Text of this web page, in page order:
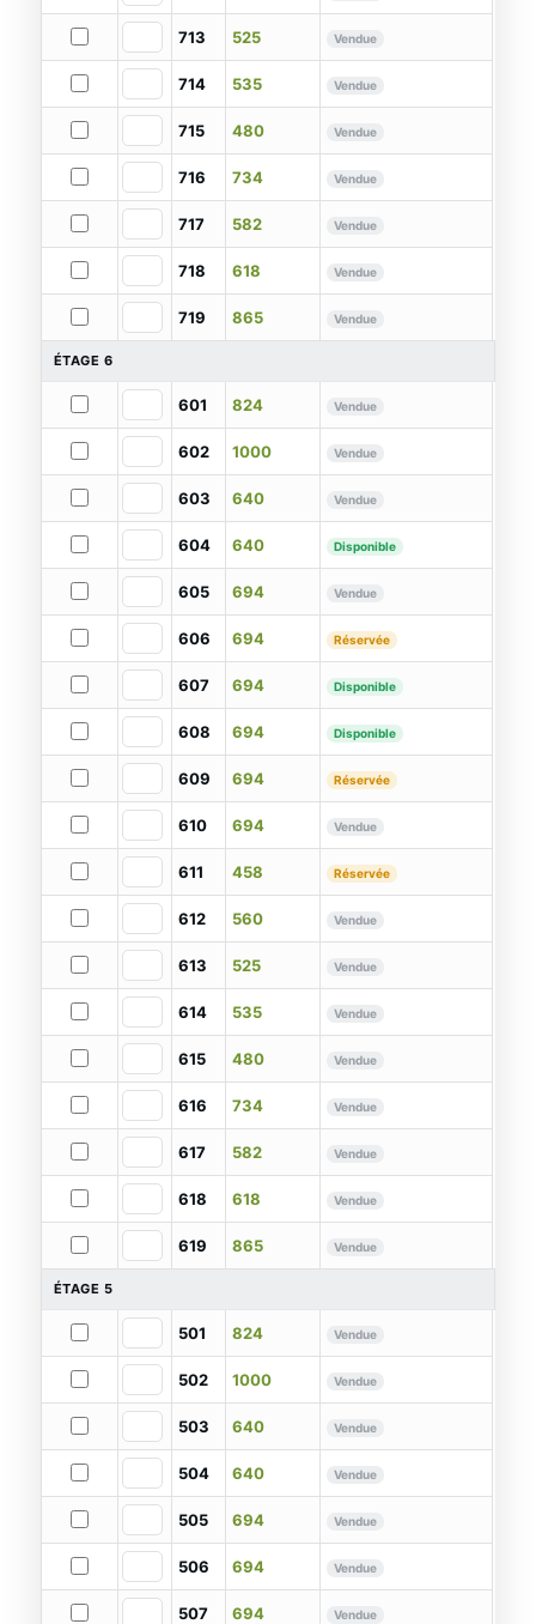
713 525 Vendue
714 535 Vendue
715 480 Vendue
716 734 Vendue
717 582 Vendue
718 618 Vendue
719 865 Vendue
ÉTAGE 6
601 824 Vendue
602 1000 Vendue
603 640 Vendue
604 640 Disponible
605 694 Vendue
606 694 Réservée
607 694 Disponible
608 694 Disponible
609 694 Réservée
610 694 Vendue
611 458 Réservée
612 560 Vendue
613 525 Vendue
614 535 Vendue
615 480 Vendue
616 734 Vendue
617 582 Vendue
618 618 Vendue
619 865 Vendue
ÉTAGE 5
501 824 Vendue
502 1000 Vendue
503 640 Vendue
504 640 Vendue
505 694 Vendue
506 694 Vendue
507 694 Vendue